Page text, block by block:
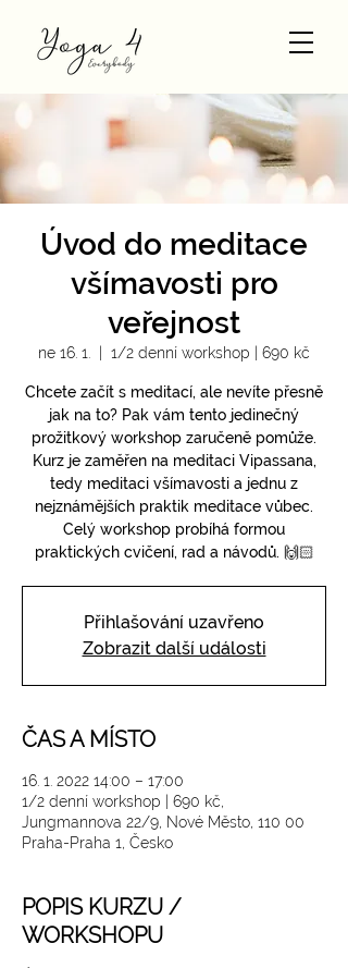
Úvod do meditace
všímavosti pro
veřejnost
ne 16. 1. 1/2 denní workshop | 690 kč
Chcete začít s meditací, ale nevíte přesně
jak na to? Pak vám tento jedinečný
prožitkový workshop zaručeně pomůže.
Kurz je zaměřen na meditaci Vipassana,
tedy meditaci všímavosti a jednu z
nejznámějších praktik meditace vůbec.
Celý workshop probíhá formou
praktických cvičení, rad a návodů. 🙌🏻
Přihlašování uzavřeno
Zobrazit další události
ČAS A MÍSTO
16. 1. 2022 14:00 – 17:00
1/2 denní workshop | 690 kč,
Jungmannova 22/9, Nové Město, 110 00
Praha-Praha 1, Česko
POPIS KURZU /
WORKSHOPU